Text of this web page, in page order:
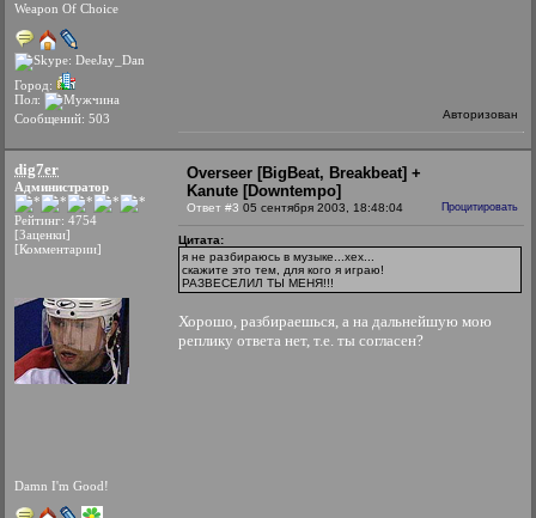
Weapon Of Choice
Город:
Пол:
Сообщений: 503
Авторизован
dig7er
Администратор
Рейтинг: 4754
[Заценки]
[Комментарии]
Damn I'm Good!
Overseer [BigBeat, Breakbeat] +
Kanute [Downtempo]
Ответ #3 05 сентября 2003, 18:48:04 Процитировать
Цитата:
я не разбираюсь в музыке...хех...
скажите это тем, для кого я играю!
РАЗВЕСЕЛИЛ ТЫ МЕНЯ!!!
Хорошо, разбираешься, а на дальнейшую мою
реплику ответа нет, т.е. ты согласен?